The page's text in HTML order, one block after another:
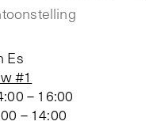
#1
Es
– 16:00
– 14:00